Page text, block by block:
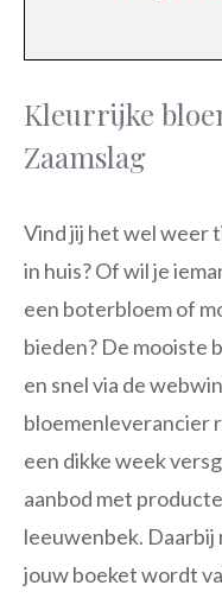
Kleurrijke
Zaamslag
Vind jij het wel weer
in huis? Of wil je
een boterbloem of
bieden? De mooiste
en snel via de
bloemenleverancier
een dikke week
aanbod met
leeuwenbek. Daarbij
jouw boeket wordt